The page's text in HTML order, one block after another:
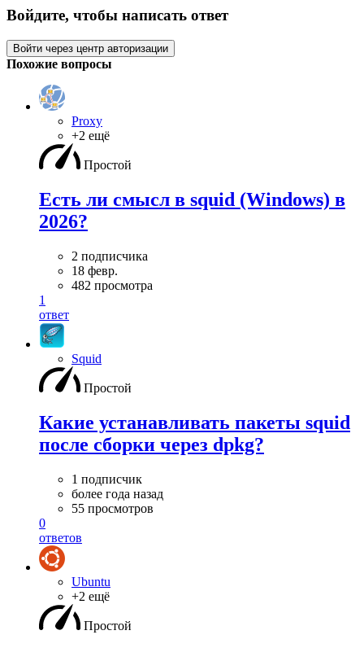
Войдите, чтобы написать ответ
Войти через центр авторизации
Похожие вопросы
Proxy
+2 ещё
Простой
Есть ли смысл в squid (Windows) в
2026?
2 подписчика
18 февр.
482 просмотра
1
ответ
Squid
Простой
Какие устанавливать пакеты squid
после сборки через dpkg?
1 подписчик
более года назад
55 просмотров
0
ответов
Ubuntu
+2 ещё
Простой